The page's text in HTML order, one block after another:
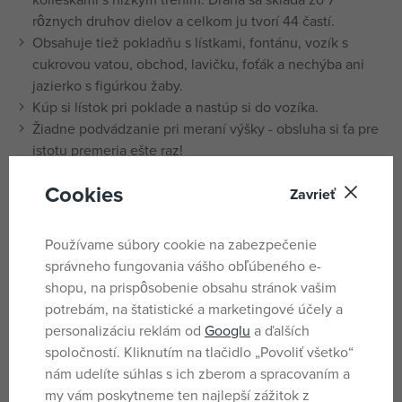
rôznych druhov dielov a celkom ju tvorí 44 častí.
Obsahuje tiež pokladňu s lístkami, fontánu, vozík s
cukrovou vatou, obchod, lavičku, foťák a nechýba ani
jazierko s figúrkou žaby.
Kúp si lístok pri poklade a nastúp si do vozíka.
Žiadne podvádzanie pri meraní výšky - obsluha si ťa pre
istotu premeria ešte raz!
správne pripútaní.
Aktivuj zdvíhacie zariadenie a vyvez vozíky hore.
Pošli na trať aj druhú súpravu.
Predávaj osviežujúce nápoje alebo vytoč cukrovú vatu.
Nezabudni sa usmiať do foťáka!
Vylepši horskú dráhu s LEGO pohonnými funkciami
alebo prvkami z radu LEGO BOOST – vytvor
motorizované zdvíhacie zariadenie alebo pridaj
pohybový senzor a realistické zvukové efekty!
Cookies Zavrieť
Používame súbory cookie na zabezpečenie
správneho fungovania vášho obľúbeného e-
shopu, na prispôsobenie obsahu stránok vašim
potrebám, na štatistické a marketingové účely a
personalizáciu reklám od Googlu a ďalších
spoločností. Kliknutím na tlačidlo „Povoliť všetko“
nám udelíte súhlas s ich zberom a spracovaním a
my vám poskytneme ten najlepší zážitok z